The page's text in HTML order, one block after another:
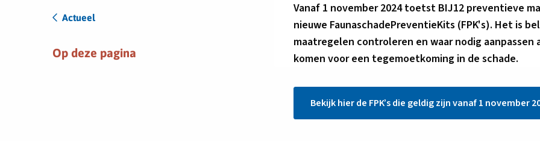
Actueel
Op deze pagina
Vanaf 1 november 2024 toetst BIJ12 preventieve
nieuwe FaunaschadePreventieKits (FPK's). Het is
maatregelen controleren en waar nodig aanpassen
komen voor een tegemoetkoming in de schade.
Bekijk hier de FPK’s die geldig zijn vanaf 1 november